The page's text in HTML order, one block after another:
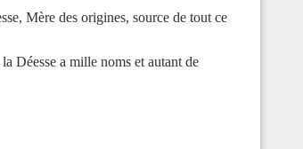
Mère des origines, source de tout ce
Déesse a mille noms et autant de